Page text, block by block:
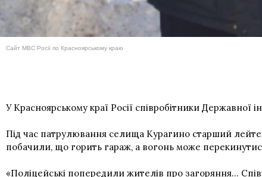
Сайт МВС Росії по Красноярському краю
У Красноярському краї Росії співробітники
Під час патрулювання селища Курагино старший
побачили, що горить гараж, а вогонь може
«Поліцейські попередили жителів про загоряння...